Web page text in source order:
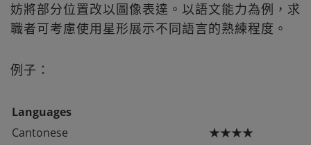
妨將部分位置改以圖像表達。以語文能力為例，求
職者可考慮使用星形展示不同語言的熟練程度。
例子：
Languages
Cantonese
★★★★